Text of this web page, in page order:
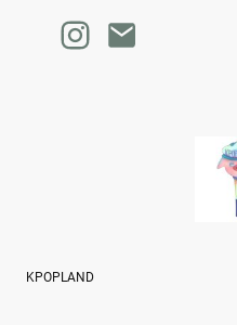
KPOPLAND